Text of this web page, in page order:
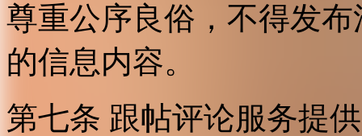
尊重公序良俗，不得发
的信息内容。
第七条 跟帖评论服务提